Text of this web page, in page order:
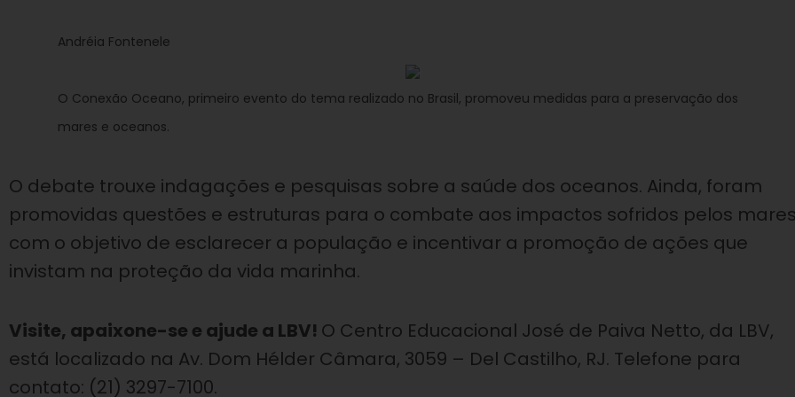
Andréia Fontenele
O Conexão Oceano, primeiro evento do tema realizado no Brasil, promoveu medidas para a preservação dos
mares e oceanos.
O debate trouxe indagações e pesquisas sobre a saúde dos oceanos. Ainda, foram
promovidas questões e estruturas para o combate aos impactos sofridos pelos
com o objetivo de esclarecer a população e incentivar a promoção de ações que
invistam na proteção da vida marinha.
Visite, apaixone-se e ajude a LBV! O Centro Educacional José de Paiva Netto, da LBV,
está localizado na Av. Dom Hélder Câmara, 3059 – Del Castilho, RJ. Telefone para
contato: (21) 3297-7100.